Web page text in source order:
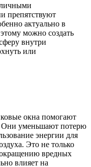
препятствуют
актуально в
можно создать
внутри
или
окна помогают
Они уменьшают потерю
энергии для
Это не только
вредных
влияет на